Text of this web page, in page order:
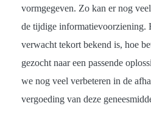
vormgegeven. Zo kan er nog
de tijdige informatievoorziening.
verwacht tekort bekend is, hoe
gezocht naar een passende
we nog veel verbeteren in de
vergoeding van deze